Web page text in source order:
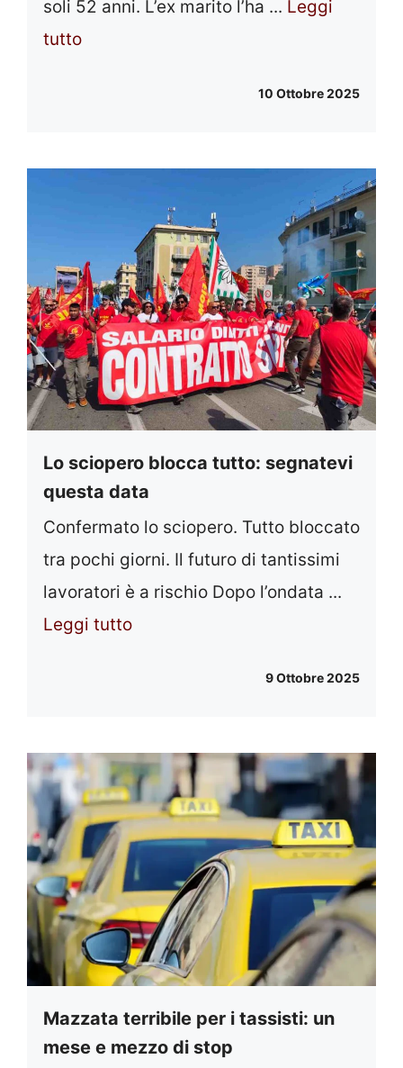
soli 52 anni. L’ex marito l’ha ... Leggi
tutto
10 Ottobre 2025
Lo sciopero blocca tutto: segnatevi
questa data
Confermato lo sciopero. Tutto bloccato
tra pochi giorni. Il futuro di tantissimi
lavoratori è a rischio Dopo l’ondata ...
Leggi tutto
9 Ottobre 2025
Mazzata terribile per i tassisti: un
mese e mezzo di stop